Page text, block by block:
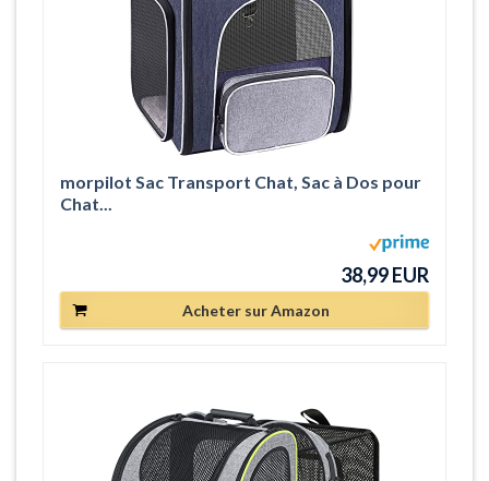
morpilot Sac Transport Chat, Sac à Dos pour
Chat...
38,99 EUR
Acheter sur Amazon